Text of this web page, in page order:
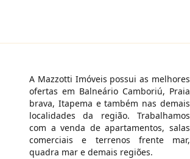
A Mazzotti Imóveis possui as melhores
ofertas em Balneário Camboriú, Praia
brava, Itapema e também nas demais
localidades da região. Trabalhamos
com a venda de apartamentos, salas
comerciais e terrenos frente mar,
quadra mar e demais regiões.